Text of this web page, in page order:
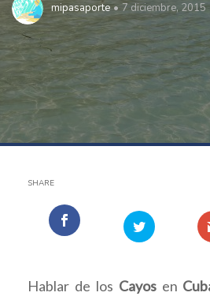
mipasaporte 7 diciembre, 2015
SHARE
Hablar de los Cayos en